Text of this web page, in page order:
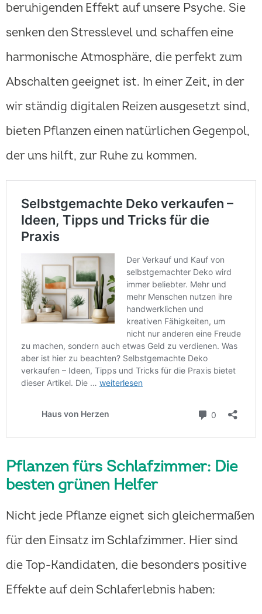
beruhigenden Effekt auf unsere Psyche. Sie
senken den Stresslevel und schaffen eine
harmonische Atmosphäre, die perfekt zum
Abschalten geeignet ist. In einer Zeit, in der
wir ständig digitalen Reizen ausgesetzt sind,
bieten Pflanzen einen natürlichen Gegenpol,
der uns hilft, zur Ruhe zu kommen.
Pflanzen fürs Schlafzimmer: Die
besten grünen Helfer
Nicht jede Pflanze eignet sich gleichermaßen
für den Einsatz im Schlafzimmer. Hier sind
die Top-Kandidaten, die besonders positive
Effekte auf dein Schlaferlebnis haben: